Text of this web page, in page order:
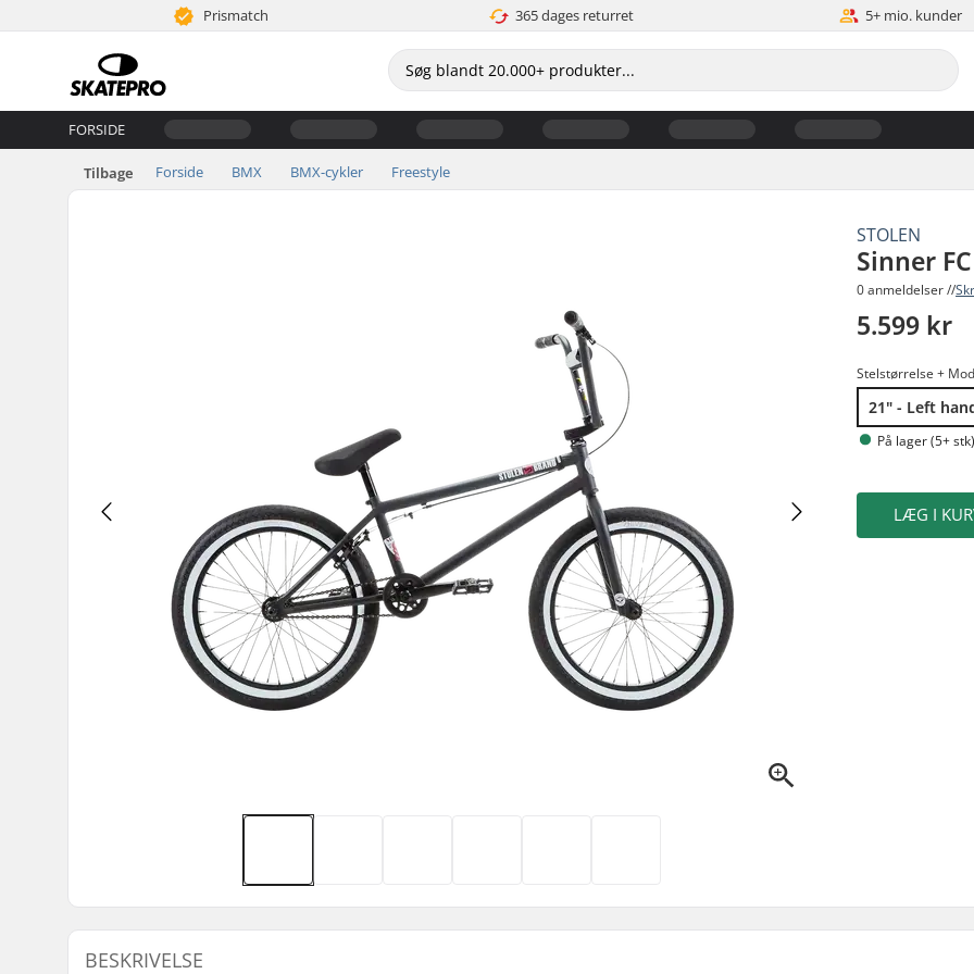
Prismatch 365 dages returret 5+ mio. kunder
FORSIDE
Tilbage Forside BMX BMX-cykler Freestyle
STOLEN
Sinner
0 anmeldelser //
5.599 kr
Stelstørrelse +
21" - Left
På lager (5+
LÆG I
BESKRIVELSE